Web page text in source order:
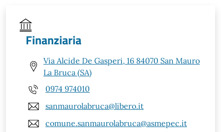
Finanziaria
Via Alcide De Gasperi, 16 84070 San Mauro
La Bruca (SA)
0974 974010
sanmaurolabruca@libero.it
comune.sanmaurolabruca@asmepec.it